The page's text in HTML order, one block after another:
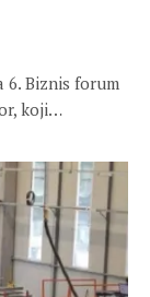
6. Biznis forum
koji…